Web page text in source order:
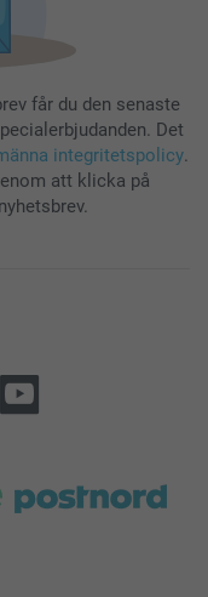
får du den senaste
Det
integritetspolicy.
att klicka på